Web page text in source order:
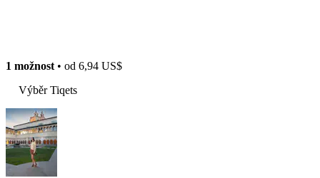
1 možnost • od 6,94 US$
Výběr Tiqets